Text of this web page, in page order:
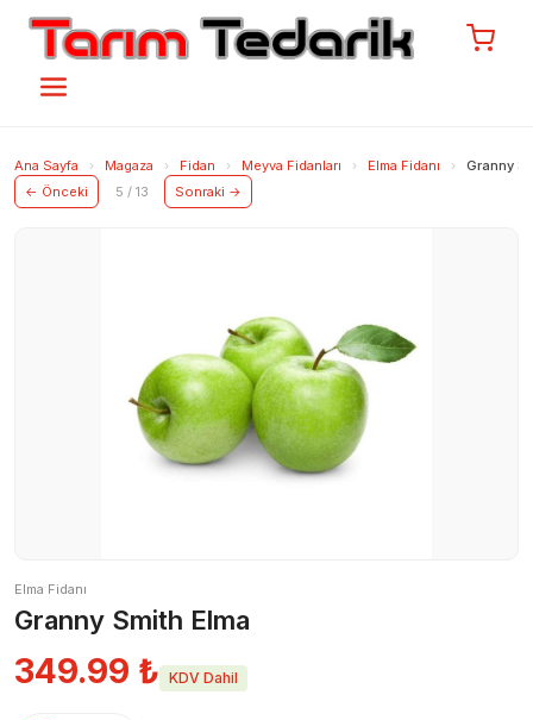
Ana Sayfa › Magaza › Fidan › Meyva Fidanları › Elma Fidanı ›
Granny
← Önceki
5 / 13 Sonraki →
Elma Fidanı
Granny Smith Elma
349.99 ₺ KDV Dahil